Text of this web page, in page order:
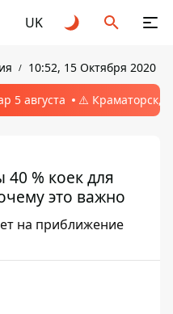
UK
10:52, 15 Октября 2020
5 августа ⚠️ Краматорск,
% коек для
это важно
на приближение